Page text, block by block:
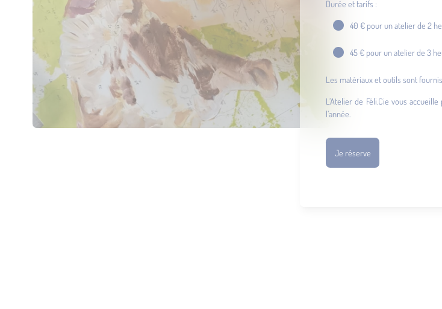
Durée et tarifs :
40 € pour un atelier de 2
45 € pour un atelier de 3
Les matériaux et outils sont fournis.
L’Atelier de Féli.Cie vous
l’année.
Je réserve